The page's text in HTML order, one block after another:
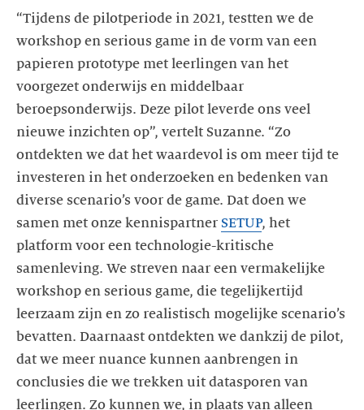
“Tijdens de pilotperiode in 2021, testten we de
workshop en serious game in de vorm van een
papieren prototype met leerlingen van het
voorgezet onderwijs en middelbaar
beroepsonderwijs. Deze pilot leverde ons veel
nieuwe inzichten op”, vertelt Suzanne. “Zo
ontdekten we dat het waardevol is om meer tijd te
investeren in het onderzoeken en bedenken van
diverse scenario’s voor de game. Dat doen we
samen met onze kennispartner SETUP, het
platform voor een technologie-kritische
samenleving. We streven naar een vermakelijke
workshop en serious game, die tegelijkertijd
leerzaam zijn en zo realistisch mogelijke scenario’s
bevatten. Daarnaast ontdekten we dankzij de pilot,
dat we meer nuance kunnen aanbrengen in
conclusies die we trekken uit datasporen van
leerlingen. Zo kunnen we, in plaats van alleen